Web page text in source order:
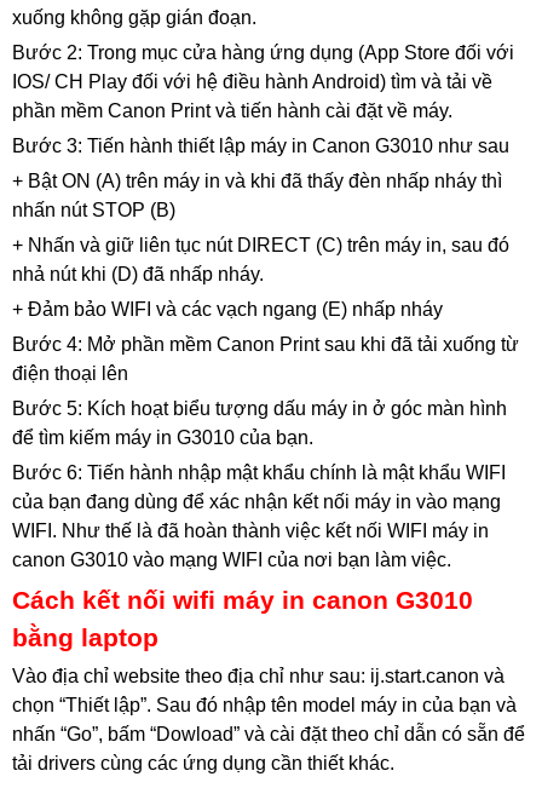
xuống không gặp gián đoạn.
Bước 2: Trong mục cửa hàng ứng dụng (App Store đối với
IOS/ CH Play đối với hệ điều hành Android) tìm và tải về
phần mềm Canon Print và tiến hành cài đặt về máy.
Bước 3: Tiến hành thiết lập máy in Canon G3010 như sau
+ Bật ON (A) trên máy in và khi đã thấy đèn nhấp nháy thì
nhấn nút STOP (B)
+ Nhấn và giữ liên tục nút DIRECT (C) trên máy in, sau đó
nhả nút khi (D) đã nhấp nháy.
+ Đảm bảo WIFI và các vạch ngang (E) nhấp nháy
Bước 4: Mở phần mềm Canon Print sau khi đã tải xuống từ
điện thoại lên
Bước 5: Kích hoạt biểu tượng dấu máy in ở góc màn hình
để tìm kiếm máy in G3010 của bạn.
Bước 6: Tiến hành nhập mật khẩu chính là mật khẩu WIFI
của bạn đang dùng để xác nhận kết nối máy in vào mạng
WIFI. Như thế là đã hoàn thành việc kết nối WIFI máy in
canon G3010 vào mạng WIFI của nơi bạn làm việc.
Cách kết nối wifi máy in canon G3010
bằng laptop
Vào địa chỉ website theo địa chỉ như sau: ij.start.canon và
chọn “Thiết lập”. Sau đó nhập tên model máy in của bạn và
nhấn “Go”, bấm “Dowload” và cài đặt theo chỉ dẫn có sẵn để
tải drivers cùng các ứng dụng cần thiết khác.